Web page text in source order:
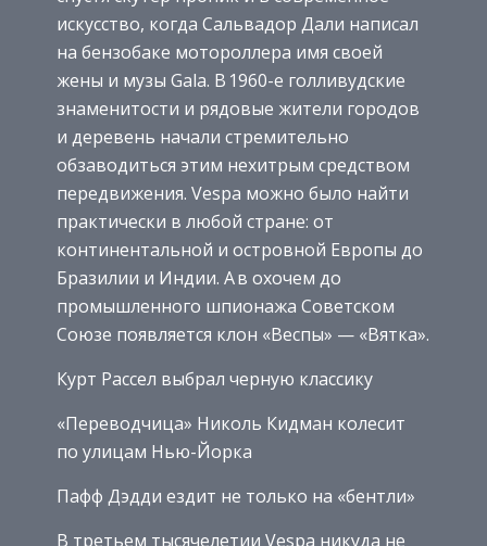
искусство, когда Сальвадор Дали написал
на бензобаке мотороллера имя своей
жены и музы Gala. В 1960-е голливудские
знаменитости и рядовые жители городов
и деревень начали стремитель­но
обзаводиться этим нехитрым средством
передвижения. Vespa можно было найти
практически в любой стране: от
континентальной и островной Европы до
Бразилии и Индии. А в охочем до
промышленного шпионажа Советском
Союзе появляется клон «Веспы» — «Вятка».
Курт Рассел выбрал черную классику
«Переводчица» Николь Кидман колесит
по улицам Нью-Йорка
Пафф Дэдди ездит не только на «бентли»
В третьем тысячелетии Vespa никуда не